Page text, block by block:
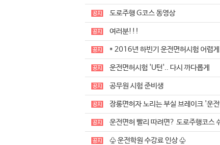
도로주행 G코스 동영상
여러분!!!
* 2016년 하빈기 운전면허시험 어렵
운전면허시험 'U턴'.. 다시 까다롭게
공무원 시험 준비생
장롱면허자 노리는 부실 브레이크 '운
운전면허 빨리 따려면? 도로주행코스
♧ 운전학원 수강료 인상 ♧